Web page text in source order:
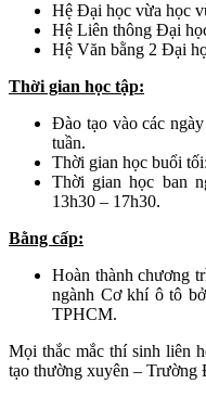
Hệ Đại học vừa học
Hệ Liên thông Đại
Hệ Văn bằng 2 Đại
Thời gian học tập:
Đào tạo vào các
tuần.
Thời gian học buổi
Thời gian học ban
13h30 – 17h30.
Bằng cấp:
Hoàn thành chương
ngành Cơ khí ô tô
TPHCM.
Mọi thắc mắc thí sinh liên
tạo thường xuyên –